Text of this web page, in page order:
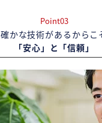
Point03
確かな技術があるからこ
「安心」と「信頼」